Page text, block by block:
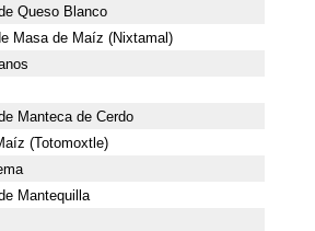
Queso Blanco
Masa de Maíz (Nixtamal)
Manteca de Cerdo
(Totomoxtle)
Mantequilla